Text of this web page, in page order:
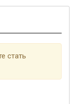
стать